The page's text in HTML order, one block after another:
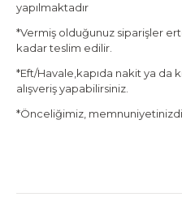
yapılmaktadır
*Vermiş olduğunuz siparişler
kadar teslim edilir.
*Eft/Havale,kapıda nakit ya da
alışveriş yapabilirsiniz.
*Önceliğimiz,